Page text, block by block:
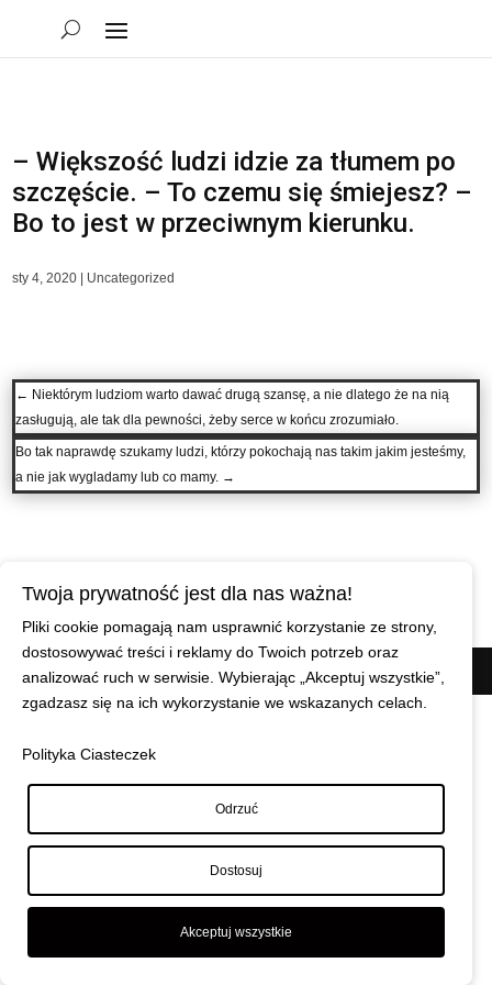
– Większość ludzi idzie za tłumem po
szczęście. – To czemu się śmiejesz? –
Bo to jest w przeciwnym kierunku.
sty 4, 2020 Uncategorized
← Niektórym ludziom warto dawać drugą szansę, a nie dlatego że na nią
zasługują, ale tak dla pewności, żeby serce w końcu zrozumiało.
Bo tak naprawdę szukamy ludzi, którzy pokochają nas takim jakim jesteśmy,
a nie jak wygladamy lub co mamy. →
© Maciej Wiszniewski Polityka prywatności
Twoja prywatność jest dla nas ważna!
Pliki cookie pomagają nam usprawnić korzystanie ze strony,
dostosowywać treści i reklamy do Twoich potrzeb oraz
analizować ruch w serwisie. Wybierając „Akceptuj wszystkie”,
zgadzasz się na ich wykorzystanie we wskazanych celach.
Polityka Ciasteczek
Odrzuć
Dostosuj
Akceptuj wszystkie